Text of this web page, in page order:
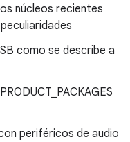
núcleos recientes
como se describe a
periféricos de audio